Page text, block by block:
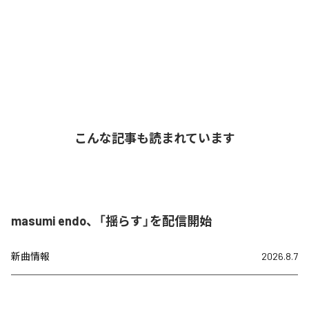
こんな記事も読まれています
masumi endo、「揺らす」を配信開始
新曲情報 2026.8.7